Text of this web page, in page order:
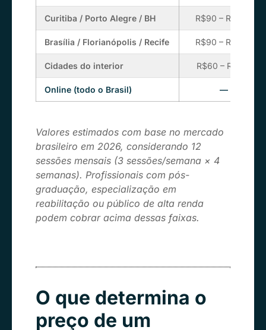
Curitiba / Porto Alegre / BH R$90 – R$220
Brasília / Florianópolis / Recife R$90 – R$200
Cidades do interior R$60 – R$130
Online (todo o Brasil) —
Valores estimados com base no mercado
brasileiro em 2026, considerando 12
sessões mensais (3 sessões/semana × 4
semanas). Profissionais com pós-
graduação, especialização em
reabilitação ou público de alta renda
podem cobrar acima dessas faixas.
O que determina o
preço de um